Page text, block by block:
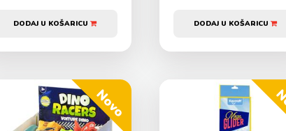
DODAJ U KOŠARICU DODAJ U KOŠARICU
Novo